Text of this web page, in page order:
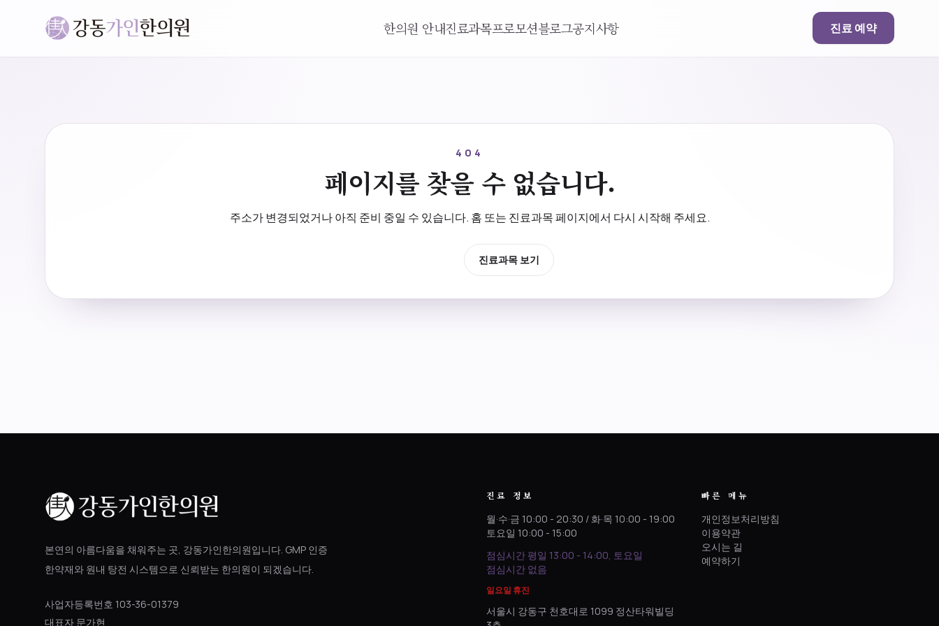
한의원 안내진료과목프로모션블로그공지사항 진료 예약
404
페이지를 찾을 수 없습니다.
주소가 변경되었거나 아직 준비 중일 수 있습니다. 홈 또는 진료과목 페이지에서 다시 시작해 주세요.
진료과목 보기
본연의 아름다움을 채워주는 곳, 강동가인한의원입니다. GMP 인증
한약재와 원내 탕전 시스템으로 신뢰받는 한의원이 되겠습니다.
사업자등록번호 103-36-01379
대표자 문가현
진료 정보
월·수·금 10:00 - 20:30 / 화·목 10:00 - 19:00
토요일 10:00 - 15:00
점심시간 평일 13:00 - 14:00, 토요일
점심시간 없음
일요일 휴진
서울시 강동구 천호대로 1099 정산타워빌딩
빠른 메뉴
개인정보처리방침
이용약관
오시는 길
예약하기